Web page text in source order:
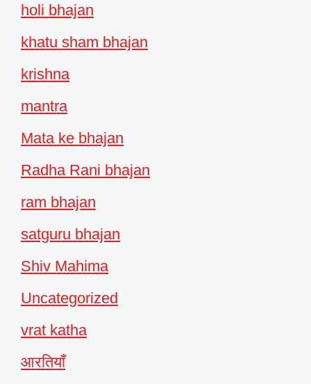
holi bhajan
khatu sham bhajan
krishna
mantra
Mata ke bhajan
Radha Rani bhajan
ram bhajan
satguru bhajan
Shiv Mahima
Uncategorized
vrat katha
आरतियाँ